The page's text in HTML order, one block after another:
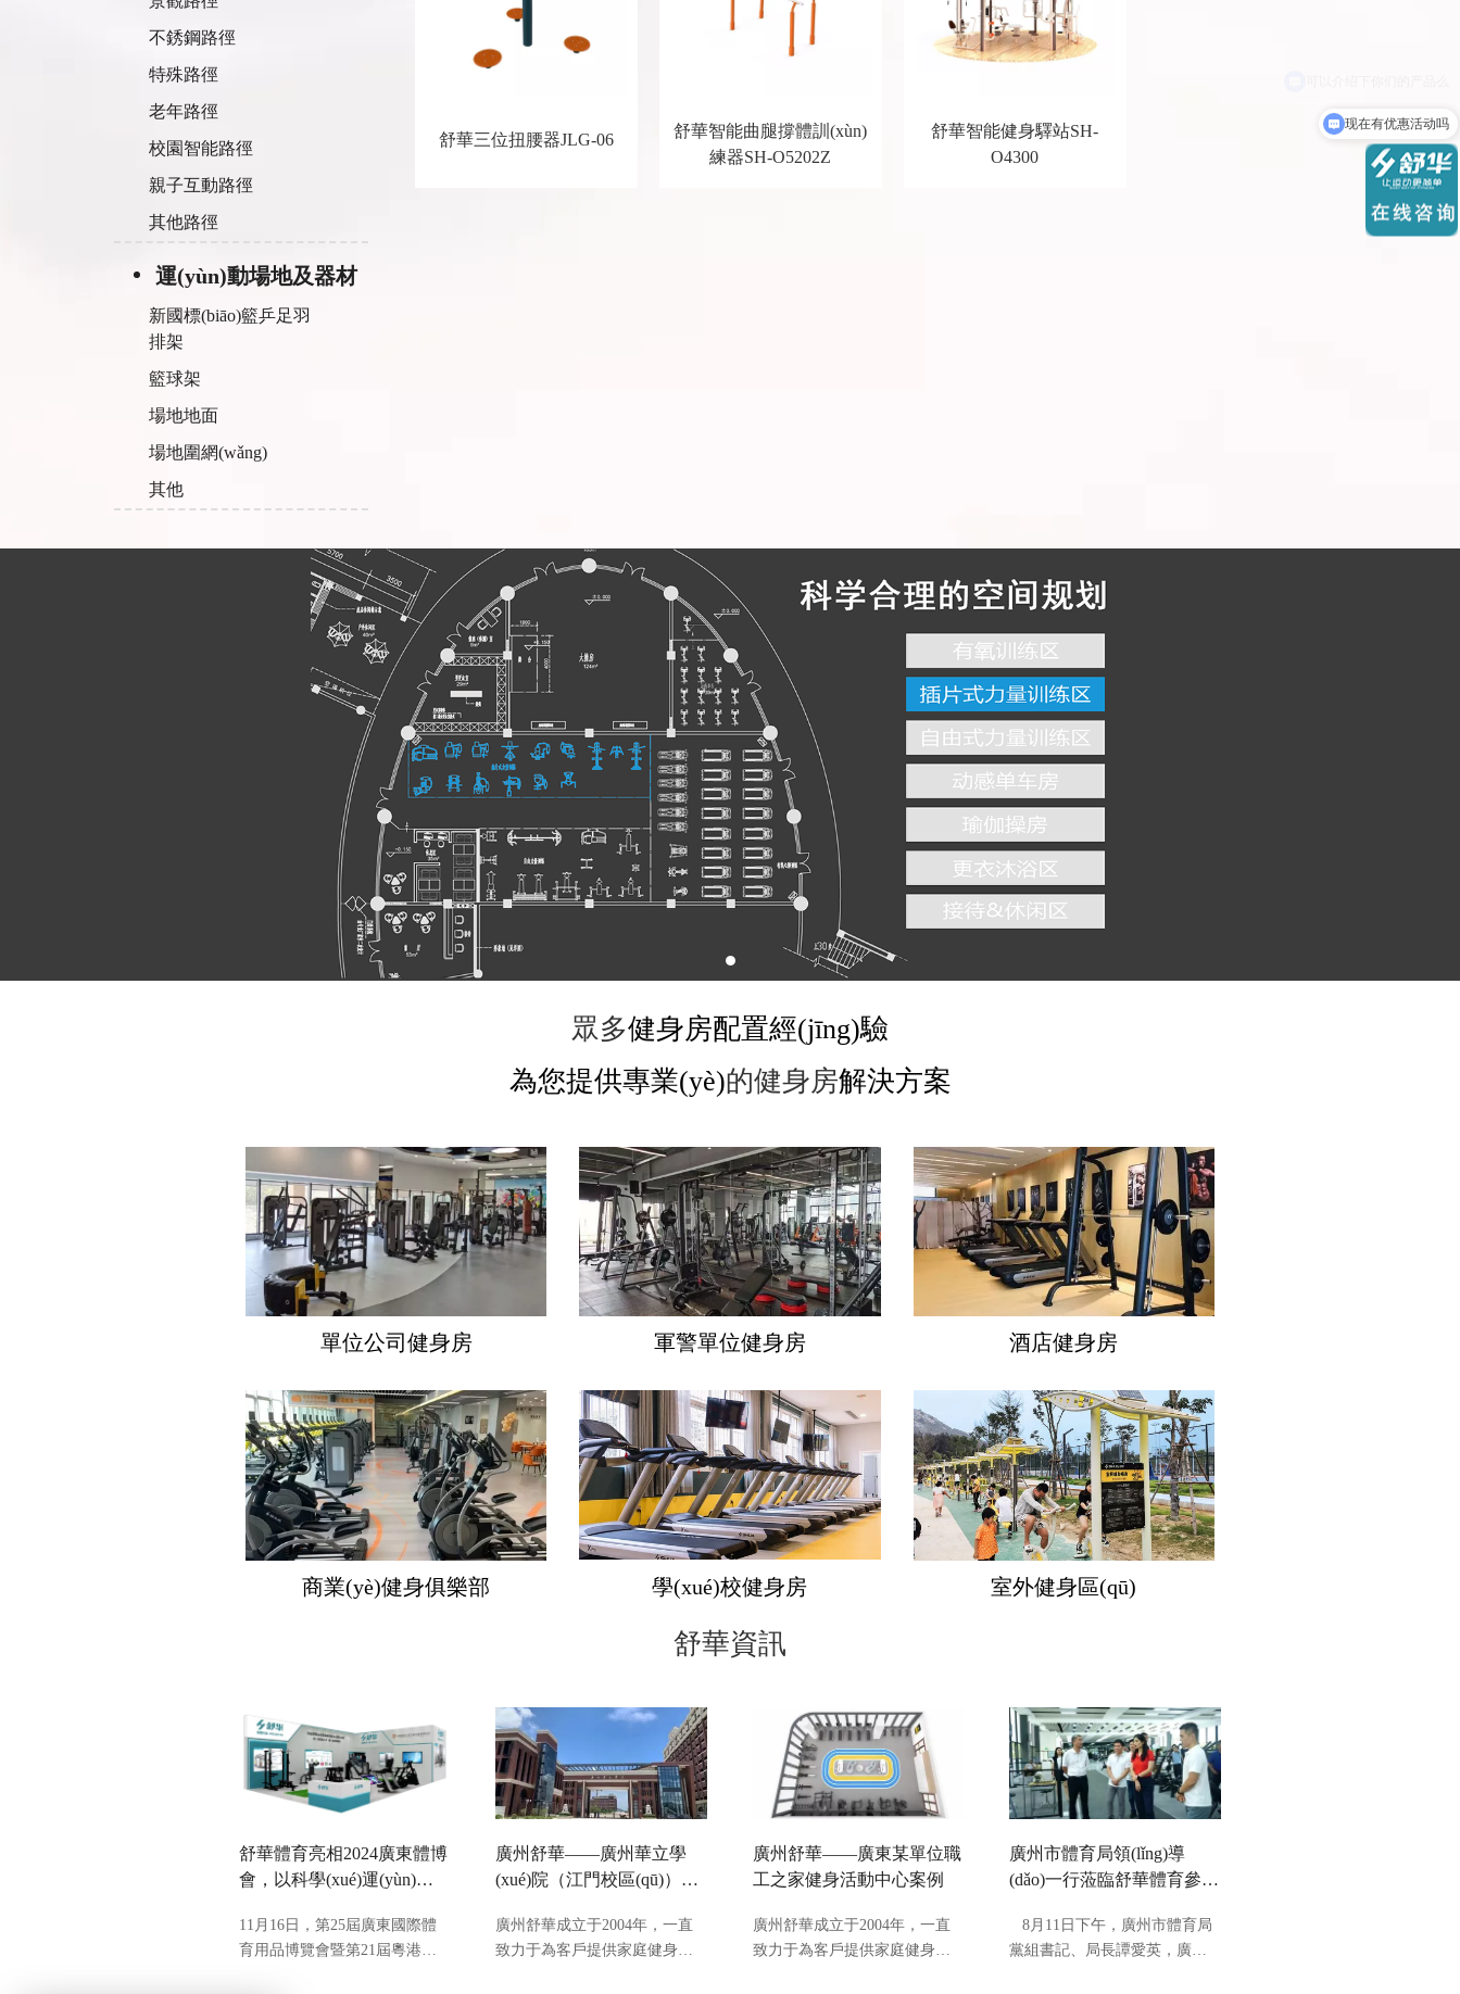
不銹鋼路徑
特殊路徑
老年路徑
校園智能路徑
親子互動路徑
其他路徑
運(yùn)動場地及器材
新國標(biāo)籃乒足羽
排架
籃球架
場地地面
場地圍網(wǎng)
其他
舒華三位扭腰器JLG-06
舒華智能曲腿撐體訓(xùn)
練器SH-O5202Z
舒華智能健身驛站SH-
O4300
眾多健身房配置經(jīng)驗
為您提供專業(yè)的健身房解決方案
單位公司健身房 軍警單位健身房 酒店健身房
商業(yè)健身俱樂部 學(xué)校健身房 室外健身區(qū)
舒華資訊
舒華體育亮相2024廣東體博
會，以科學(xué)運(yùn)動
11月16日，第25屆廣東國際體
育用品博覽會暨第21屆粵港澳
廣州舒華——廣州華立學
(xué)院（江門校區(qū)）健
廣州舒華成立于2004年，一直
致力于為客戶提供家庭健身、
廣州舒華——廣東某單位職
工之家健身活動中心案例
廣州舒華成立于2004年，一直
致力于為客戶提供家庭健身、
廣州市體育局領(lǐng)導
(dǎo)一行蒞臨舒華體育參觀
8月11日下午，廣州市體育局
黨組書記、局長譚愛英，廣州
现在有优惠活动吗